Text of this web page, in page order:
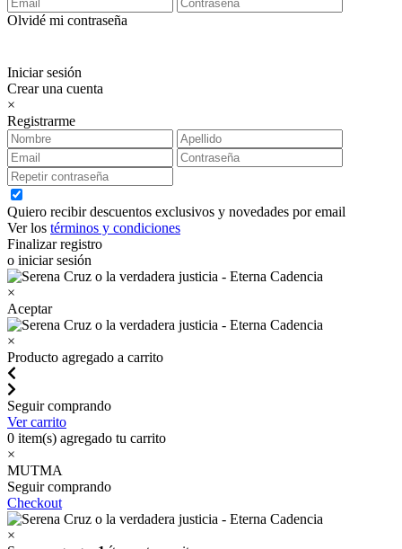
Olvidé mi contraseña
Iniciar sesión
Crear una cuenta
×
Registrarme
Quiero recibir descuentos exclusivos y novedades por email
Ver los términos y condiciones
Finalizar registro
o iniciar sesión
×
Aceptar
×
Producto agregado a carrito
Seguir comprando
Ver carrito
0 item(s) agregado tu carrito
×
MUTMA
Seguir comprando
Checkout
×